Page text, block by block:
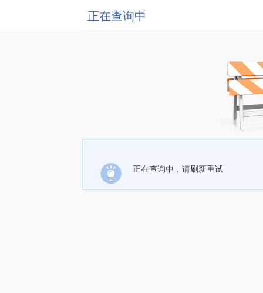
正在查询中
正在查询中，请刷新重试